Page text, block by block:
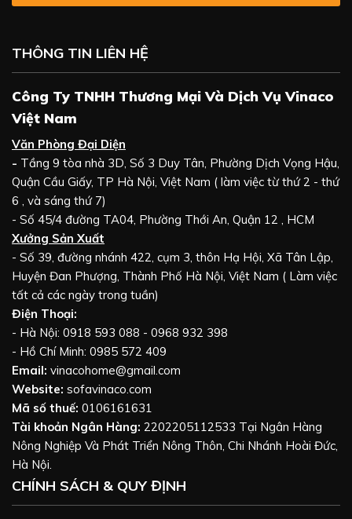
THÔNG TIN LIÊN HỆ
Công Ty TNHH Thương Mại Và Dịch Vụ Vinaco
Việt Nam
Văn Phòng Đại Diện
- Tầng 9 tòa nhà 3D, Số 3 Duy Tân, Phường Dịch Vọng Hậu,
Quận Cầu Giấy, TP Hà Nội, Việt Nam ( làm việc từ thứ 2 - thứ
6 , và sáng thứ 7)
- Số 45/4 đường TA04, Phường Thới An, Quận 12 , HCM
Xưởng Sản Xuất
- Số 39, đường nhánh 422, cụm 3, thôn Hạ Hội, Xã Tân Lập,
Huyện Đan Phượng, Thành Phố Hà Nội, Việt Nam ( Làm việc
tất cả các ngày trong tuần)
Điện Thoại:
- Hà Nội: 0918 593 088 - 0968 932 398
- Hồ Chí Minh: 0985 572 409
Email: vinacohome@gmail.com
Website: sofavinaco.com
Mã số thuế: 0106161631
Tài khoản Ngân Hàng: 2202205112533 Tại Ngân Hàng
Nông Nghiệp Và Phát Triển Nông Thôn, Chi Nhánh Hoài Đức,
Hà Nội.
CHÍNH SÁCH & QUY ĐỊNH